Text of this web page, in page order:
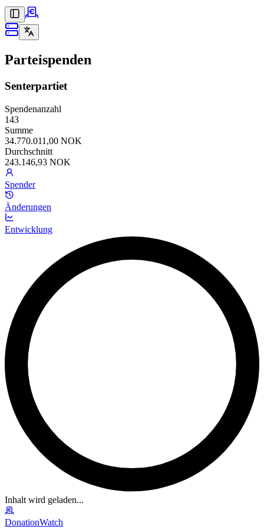
Parteispenden
Senterpartiet
Spendenanzahl
143
Summe
34.770.011,00 NOK
Durchschnitt
243.146,93 NOK
Spender
Änderungen
Entwicklung
Inhalt wird geladen...
DonationWatch